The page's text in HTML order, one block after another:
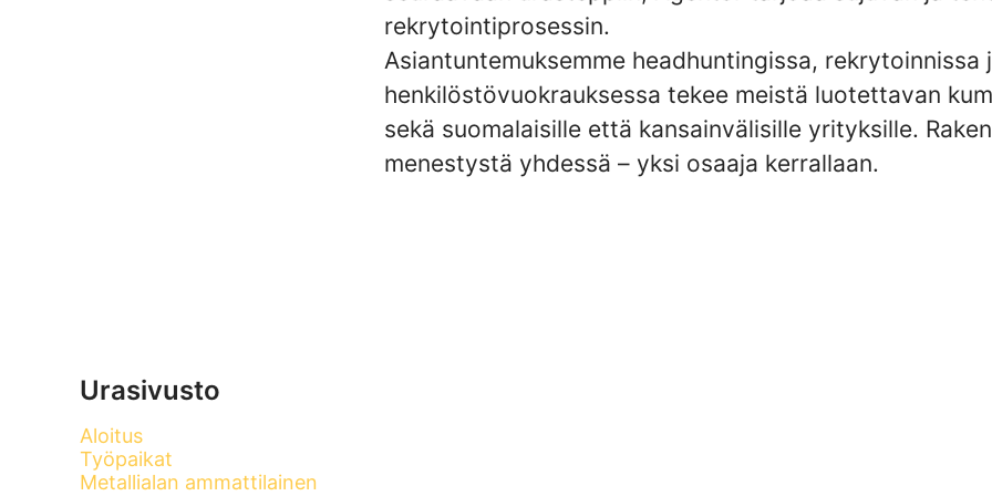
rekrytointiprosessin.
Asiantuntemuksemme headhuntingissa, rekrytoinnissa
henkilöstövuokrauksessa tekee meistä luotettavan
sekä suomalaisille että kansainvälisille yrityksille.
menestystä yhdessä – yksi osaaja kerrallaan.
Urasivusto
Aloitus
Työpaikat
Metallialan ammattilainen